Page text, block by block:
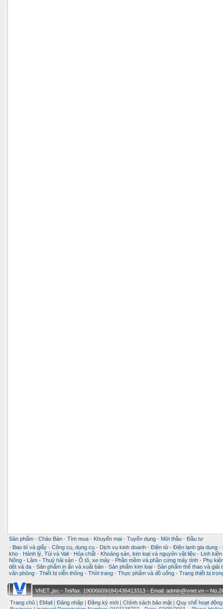
Sản phẩm - Chào Bán - Tìm mua - Khuyến mại - Tuyển dụng - Mời thầu - Đầu tư
- Bao bì và giấy - Công cụ, dụng cụ - Dịch vụ kinh doanh - Điện tử - Điện lạnh gia dụng -
kho - Hành lý, Túi và Vali - Hóa chất - Khoáng sản, kim loại và nguyên vật liệu -
Linh
Nông - Lâm - Thuỷ hải sản - Ô tô, xe máy - Phần mềm và phần cứng máy tính - Phụ
dệt và da - Sản phẩm in ấn và xuất bản - Sản phẩm kim loại - Sản phẩm thể thao và giải
văn phòng - Thiết bị viễn thông - Thời trang - Thực phẩm và đồ uống - Trang thiết bị
VNET.,jsc - Tel/fax: 19006609/(84)436413313 - Email: admin@vnet.vn –
Trang chủ
EMail Đăng nhập Đăng ký mới Chính sách bảo mật Quy chế hoạt động